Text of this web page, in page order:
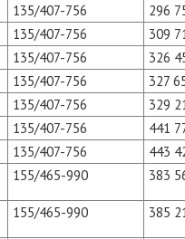
135/407-756 296
135/407-756 309
135/407-756 326
135/407-756 327
135/407-756 329
135/407-756 441
135/407-756 443
155/465-990 383
155/465-990 385